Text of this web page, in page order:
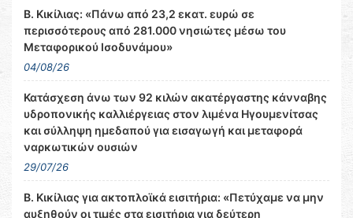
Β. Κικίλιας: «Πάνω από 23,2 εκατ. ευρώ σε
περισσότερους από 281.000 νησιώτες μέσω του
Μεταφορικού Ισοδυνάμου»
04/08/26
Κατάσχεση άνω των 92 κιλών ακατέργαστης κάνναβης
υδροπονικής καλλιέργειας στον λιμένα Ηγουμενίτσας
και σύλληψη ημεδαπού για εισαγωγή και μεταφορά
ναρκωτικών ουσιών
29/07/26
Β. Κικίλιας για ακτοπλοϊκά εισιτήρια: «Πετύχαμε να μην
αυξηθούν οι τιμές στα εισιτήρια για δεύτερη